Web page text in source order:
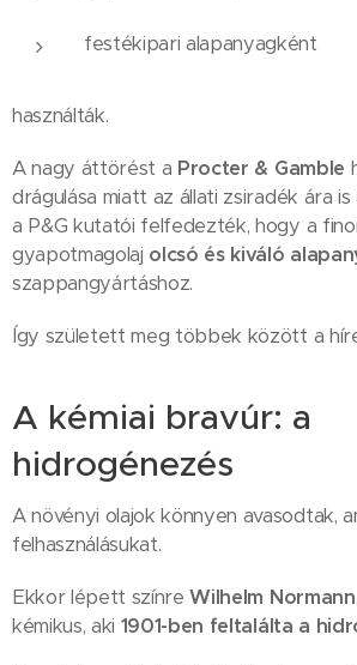
festékipari alapanyagként
használták.
A nagy áttörést a Procter & Gamble
drágulása miatt az állati zsiradék ára
a P&G kutatói felfedezték, hogy a
gyapotmagolaj olcsó és kiváló
szappangyártáshoz.
Így született meg többek között a
A kémiai bravúr: a
hidrogénezés
A növényi olajok könnyen avasodtak,
felhasználásukat.
Ekkor lépett színreWilhelm Normann
kémikus, aki 1901-ben feltalálta a